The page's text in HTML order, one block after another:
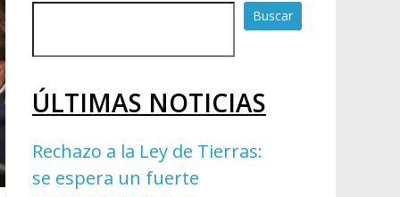
Buscar
ÚLTIMAS NOTICIAS
Rechazo a la Ley de Tierras:
se espera un fuerte